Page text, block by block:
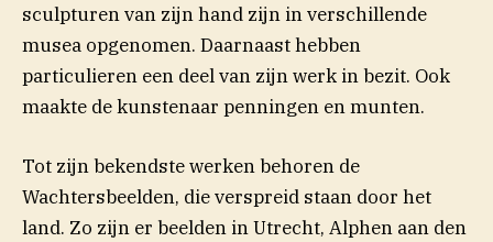
sculpturen van zijn hand zijn in verschillende
musea opgenomen. Daarnaast hebben
particulieren een deel van zijn werk in bezit. Ook
maakte de kunstenaar penningen en munten.
Tot zijn bekendste werken behoren de
Wachtersbeelden, die verspreid staan door het
land. Zo zijn er beelden in Utrecht, Alphen aan den